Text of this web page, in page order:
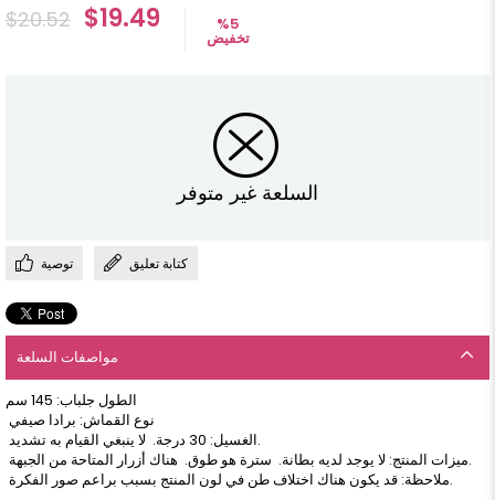
$20.52 $19.49 %5
تخفيض
السلعة غير متوفر
توصية كتابة تعليق
مواصفات السلعة
الطول جلباب: 145 سم
نوع القماش: برادا صيفي
الغسيل: 30 درجة. لا ينبغي القيام به تشديد.
ميزات المنتج: لا يوجد لديه بطانة. سترة هو طوق. هناك أزرار المتاحة من الجبهة.
ملاحظة: قد يكون هناك اختلاف طن في لون المنتج بسبب براعم صور الفكرة.